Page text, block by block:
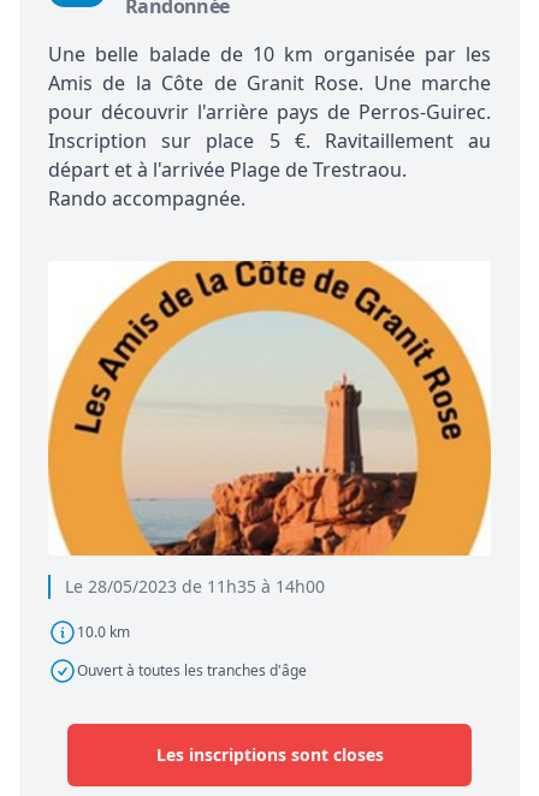
Le 28/05/2023 de 11h35 à 14h00
10.0 km
Ouvert à toutes les tranches d'âge
Randonnée
Une belle balade de 10 km organisée par les
Amis de la Côte de Granit Rose. Une marche
pour découvrir l'arrière pays de Perros-Guirec.
Inscription sur place 5 €. Ravitaillement au
départ et à l'arrivée Plage de Trestraou.
Rando accompagnée.
Les inscriptions sont closes